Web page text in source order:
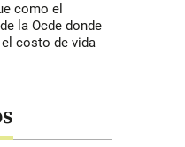
como el
la Ocde donde
costo de vida